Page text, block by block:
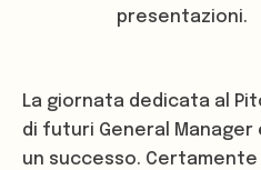
presentazioni.
La giornata dedicata al
di futuri General
un successo.